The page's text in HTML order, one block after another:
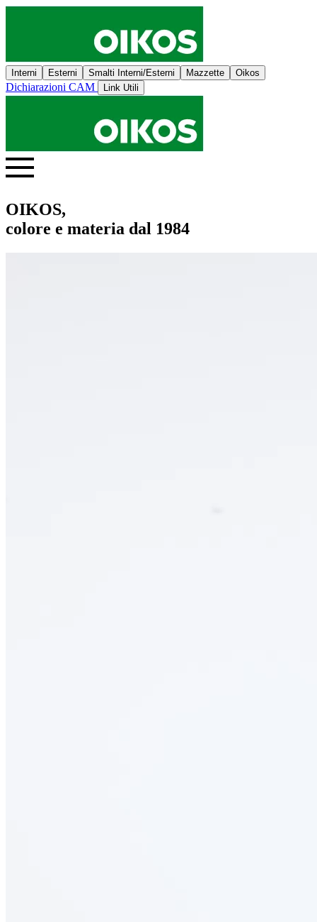
Interni Esterni Smalti Interni/Esterni Mazzette Oikos
Dichiarazioni CAM Link Utili
OIKOS,
colore e materia dal 1984